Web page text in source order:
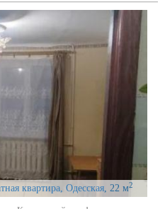
квартира, Одесская , 22 м2